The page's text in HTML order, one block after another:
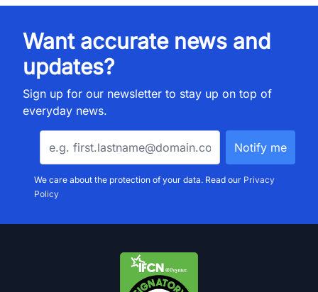
Want accurate news and
updates?
Sign up for our newsletter to stay up on top of
everyday news.
We care about the protection of your data. Read our Privacy
Policy